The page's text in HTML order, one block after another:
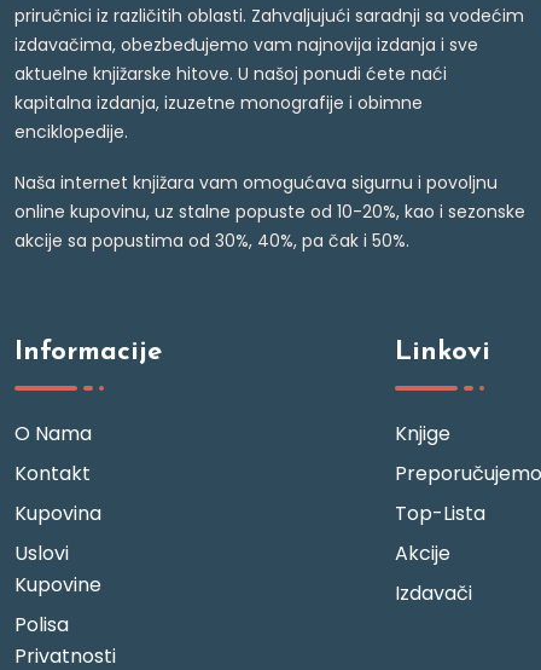
priručnici iz različitih oblasti. Zahvaljujući saradnji sa vodećim
izdavačima, obezbeđujemo vam najnovija izdanja i sve
aktuelne knjižarske hitove. U našoj ponudi ćete naći
kapitalna izdanja, izuzetne monografije i obimne
enciklopedije.
Naša internet knjižara vam omogućava sigurnu i povoljnu
online kupovinu, uz stalne popuste od 10-20%, kao i sezonske
akcije sa popustima od 30%, 40%, pa čak i 50%.
Informacije
O Nama
Kontakt
Kupovina
Uslovi
Kupovine
Polisa
Privatnosti
Linkovi
Knjige
Preporučujemo
Top-Lista
Akcije
Izdavači